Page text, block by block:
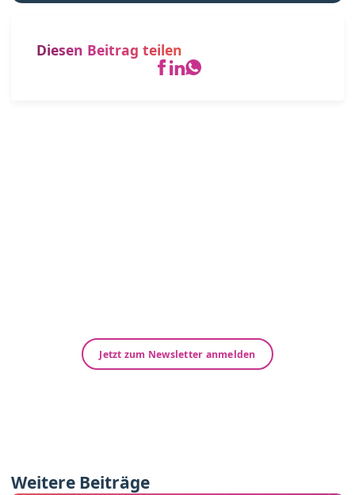
Diesen Beitrag teilen
Jetzt zum Newsletter anmelden
Weitere Beiträge